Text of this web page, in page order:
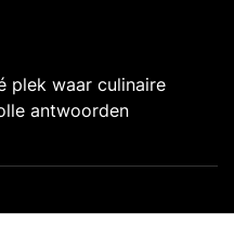
plek waar culinaire
antwoorden